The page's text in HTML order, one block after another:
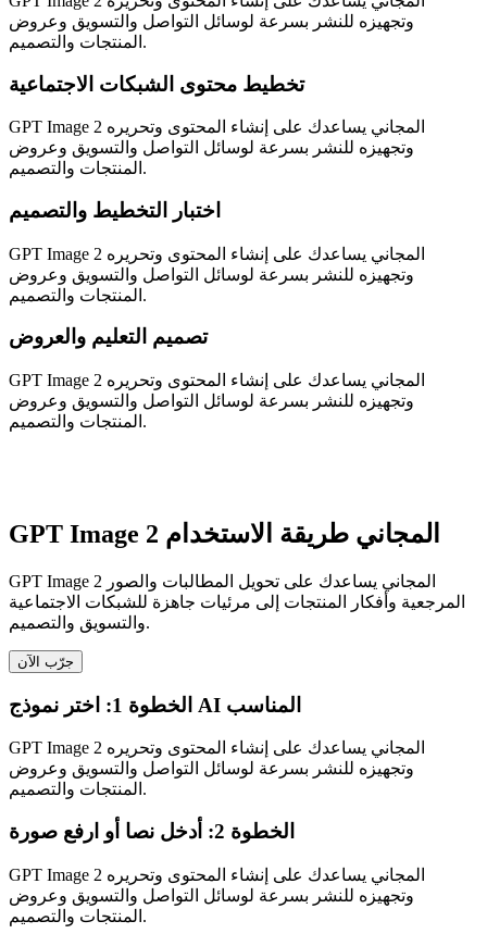
وتجهيزه للنشر بسرعة لوسائل التواصل والتسويق وعروض
المنتجات والتصميم.
تخطيط محتوى الشبكات الاجتماعية
GPT Image 2 المجاني يساعدك على إنشاء المحتوى وتحريره
وتجهيزه للنشر بسرعة لوسائل التواصل والتسويق وعروض
المنتجات والتصميم.
اختبار التخطيط والتصميم
GPT Image 2 المجاني يساعدك على إنشاء المحتوى وتحريره
وتجهيزه للنشر بسرعة لوسائل التواصل والتسويق وعروض
المنتجات والتصميم.
تصميم التعليم والعروض
GPT Image 2 المجاني يساعدك على إنشاء المحتوى وتحريره
وتجهيزه للنشر بسرعة لوسائل التواصل والتسويق وعروض
المنتجات والتصميم.
GPT Image 2 المجاني طريقة الاستخدام
GPT Image 2 المجاني يساعدك على تحويل المطالبات والصور
المرجعية وأفكار المنتجات إلى مرئيات جاهزة للشبكات الاجتماعية
والتسويق والتصميم.
جرّب الآن
الخطوة 1: اختر نموذج AI المناسب
GPT Image 2 المجاني يساعدك على إنشاء المحتوى وتحريره
وتجهيزه للنشر بسرعة لوسائل التواصل والتسويق وعروض
المنتجات والتصميم.
الخطوة 2: أدخل نصا أو ارفع صورة
GPT Image 2 المجاني يساعدك على إنشاء المحتوى وتحريره
وتجهيزه للنشر بسرعة لوسائل التواصل والتسويق وعروض
المنتجات والتصميم.